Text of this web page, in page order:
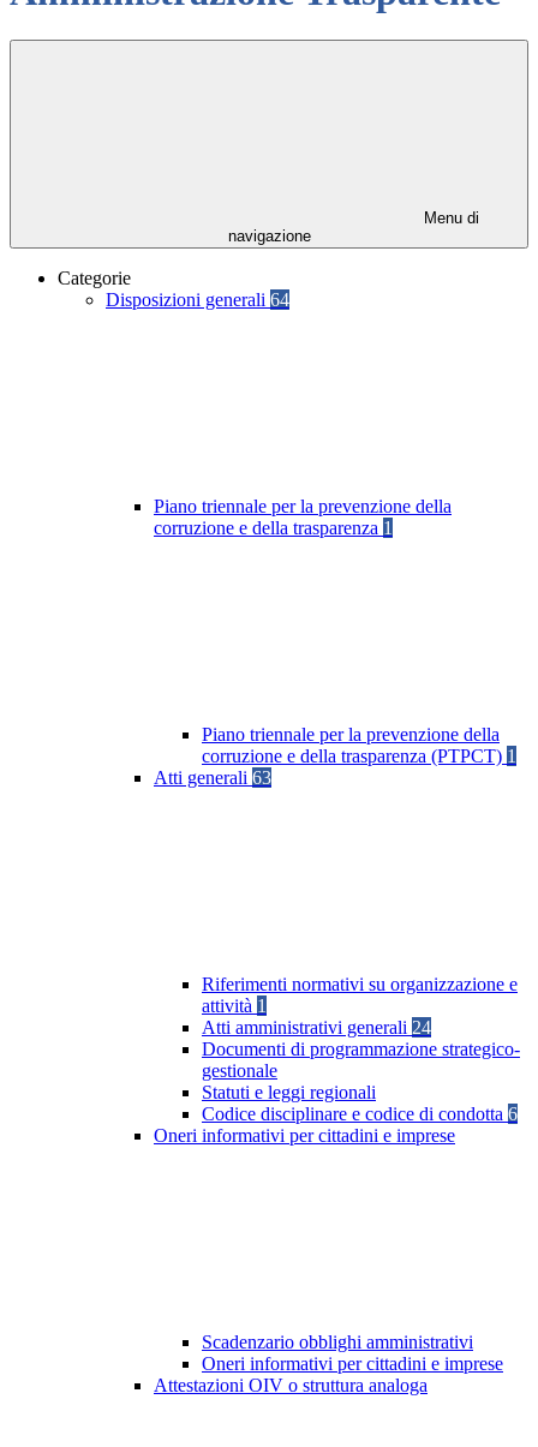
Menu di
navigazione
Categorie
Disposizioni generali 64
Piano triennale per la prevenzione della
corruzione e della trasparenza 1
Piano triennale per la prevenzione della
corruzione e della trasparenza (PTPCT) 1
Atti generali 63
Riferimenti normativi su organizzazione e
attività 1
Atti amministrativi generali 24
Documenti di programmazione strategico-
gestionale
Statuti e leggi regionali
Codice disciplinare e codice di condotta 6
Oneri informativi per cittadini e imprese
Scadenzario obblighi amministrativi
Oneri informativi per cittadini e imprese
Attestazioni OIV o struttura analoga